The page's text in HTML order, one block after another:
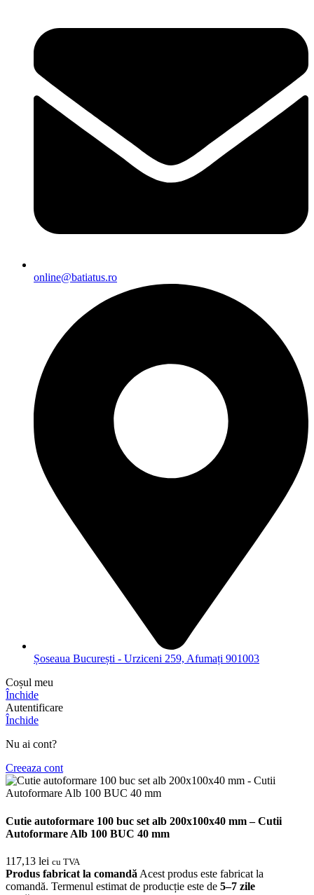
online@batiatus.ro
Șoseaua București - Urziceni 259, Afumați 901003
Coșul meu
Închide
Autentificare
Închide
Nu ai cont?
Creeaza cont
Cutie autoformare 100 buc set alb 200x100x40 mm – Cutii
Autoformare Alb 100 BUC 40 mm
117,13 lei cu TVA
Produs fabricat la comandă Acest produs este fabricat la
comandă. Termenul estimat de producție este de 5–7 zile